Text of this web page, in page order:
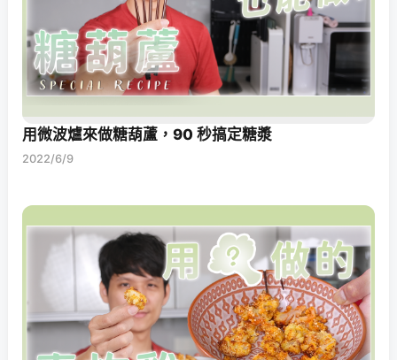
用微波爐來做糖葫蘆，90 秒搞定糖漿
2022/6/9